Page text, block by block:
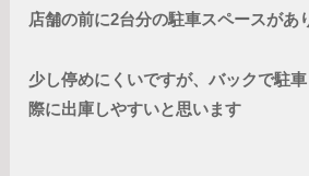
店舗の前に2台分の駐車スペースがあ
少し停めにくいですが、バックで駐
際に出庫しやすいと思います